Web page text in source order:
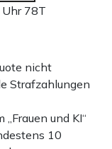
Uhr 78T
nicht
Strafzahlungen
und KI“
10